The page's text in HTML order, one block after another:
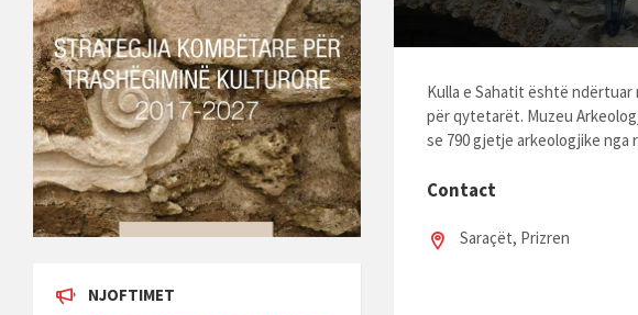
Kulla e Sahatit është
për qytetarët. Muzeu
se 790 gjetje arkeologjike nga
Contact
Saraçët, Prizren
NJOFTIMET